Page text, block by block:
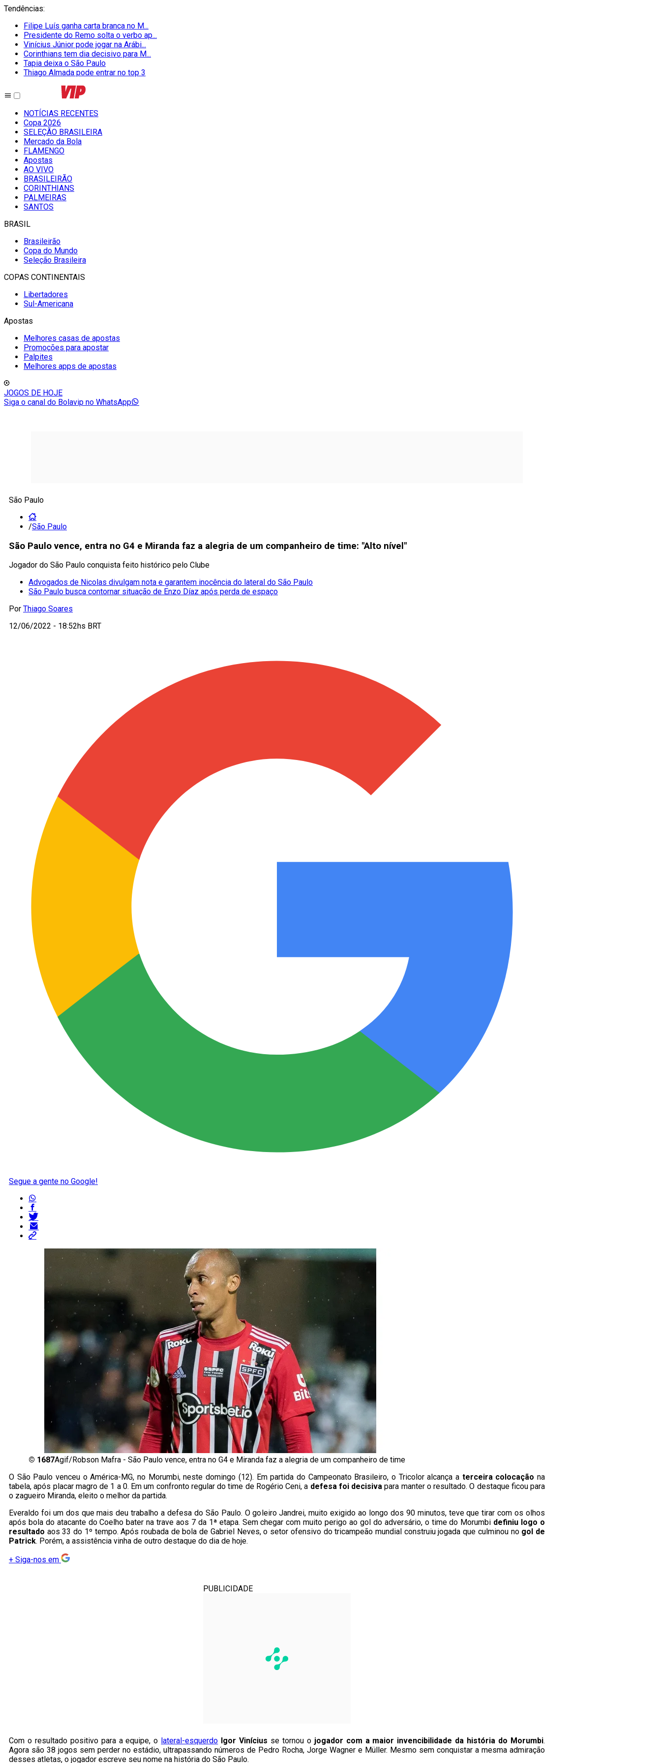
Tendências:
Filipe Luís ganha carta branca no M...
Presidente do Remo solta o verbo ap...
Vinícius Júnior pode jogar na Arábi...
Corinthians tem dia decisivo para M...
Tapia deixa o São Paulo
Thiago Almada pode entrar no top 3
NOTÍCIAS RECENTES
Copa 2026
SELEÇÃO BRASILEIRA
Mercado da Bola
FLAMENGO
Apostas
AO VIVO
BRASILEIRÃO
CORINTHIANS
PALMEIRAS
SANTOS
BRASIL
Brasileirão
Copa do Mundo
Seleção Brasileira
COPAS CONTINENTAIS
Libertadores
Sul-Americana
Apostas
Melhores casas de apostas
Promoções para apostar
Palpites
Melhores apps de apostas
JOGOS DE HOJE
Siga o canal do Bolavip no WhatsApp
São Paulo
/São Paulo
São Paulo vence, entra no G4 e Miranda faz a alegria de um companheiro de time: "Alto nível"
Jogador do São Paulo conquista feito histórico pelo Clube
Advogados de Nicolas divulgam nota e garantem inocência do lateral do São Paulo
São Paulo busca contornar situação de Enzo Díaz após perda de espaço
Por Thiago Soares
12/06/2022 - 18:52hs BRT
Segue a gente no Google!
© 1687Agif/Robson Mafra - São Paulo vence, entra no G4 e Miranda faz a alegria de um companheiro de time
O São Paulo venceu o América-MG, no Morumbi, neste domingo (12). Em partida do Campeonato Brasileiro, o Tricolor alcança a terceira colocação na
tabela, após placar magro de 1 a 0. Em um confronto regular do time de Rogério Ceni, a defesa foi decisiva para manter o resultado. O destaque ficou para
o zagueiro Miranda, eleito o melhor da partida.
Everaldo foi um dos que mais deu trabalho a defesa do São Paulo. O goleiro Jandrei, muito exigido ao longo dos 90 minutos, teve que tirar com os olhos
após bola do atacante do Coelho bater na trave aos 7 da 1ª etapa. Sem chegar com muito perigo ao gol do adversário, o time do Morumbi definiu logo o
resultado aos 33 do 1º tempo. Após roubada de bola de Gabriel Neves, o setor ofensivo do tricampeão mundial construiu jogada que culminou no gol de
Patrick. Porém, a assistência vinha de outro destaque do dia de hoje.
+ Siga-nos em
PUBLICIDADE
Com o resultado positivo para a equipe, o lateral-esquerdo Igor Vinícius se tornou o jogador com a maior invencibilidade da história do Morumbi.
Agora são 38 jogos sem perder no estádio, ultrapassando números de Pedro Rocha, Jorge Wagner e Müller. Mesmo sem conquistar a mesma admiração
desses atletas, o jogador escreve seu nome na história do São Paulo.